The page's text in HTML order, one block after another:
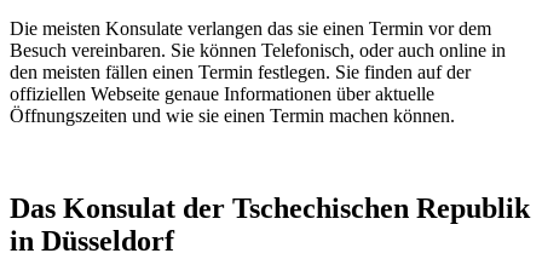
Die meisten Konsulate verlangen das sie einen Termin vor dem
Besuch vereinbaren. Sie können Telefonisch, oder auch online in
den meisten fällen einen Termin festlegen. Sie finden auf der
offiziellen Webseite genaue Informationen über aktuelle
Öffnungszeiten und wie sie einen Termin machen können.
Das Konsulat der Tschechischen Republik
in Düsseldorf